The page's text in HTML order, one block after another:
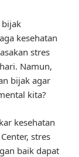
bijak
kesehatan
stres
Namun,
bijak agar
kita?
kesehatan
stres
baik dapat